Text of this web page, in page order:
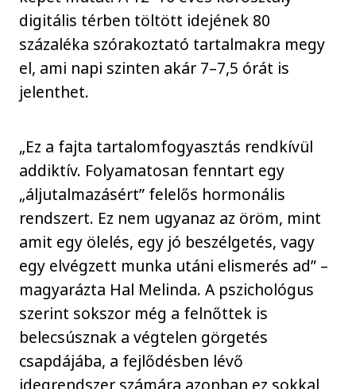
digitális térben töltött idejének 80
százaléka szórakoztató tartalmakra megy
el, ami napi szinten akár 7–7,5 órát is
jelenthet.
„Ez a fajta tartalomfogyasztás rendkívül
addiktív. Folyamatosan fenntart egy
„áljutalmazásért” felelős hormonális
rendszert. Ez nem ugyanaz az öröm, mint
amit egy ölelés, egy jó beszélgetés, vagy
egy elvégzett munka utáni elismerés ad” –
magyarázta Hal Melinda. A pszichológus
szerint sokszor még a felnőttek is
belecsúsznak a végtelen görgetés
csapdájába, a fejlődésben lévő
idegrendszer számára azonban ez sokkal